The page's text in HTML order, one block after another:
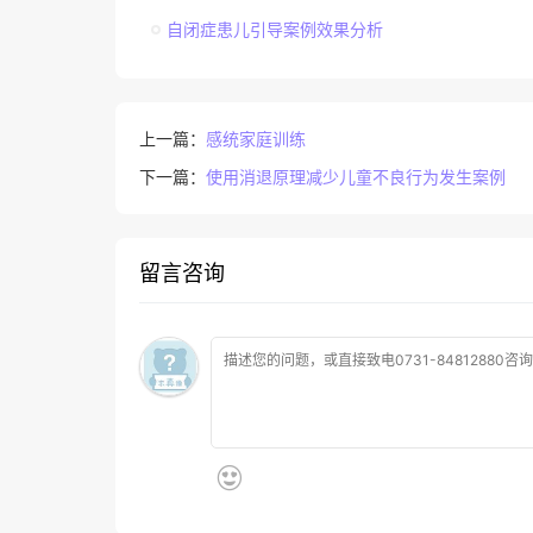
自闭症患儿引导案例效果分析
上一篇： 感统家庭训练
下一篇： 使用消退原理减少儿童不良行为发生案例
留言咨询